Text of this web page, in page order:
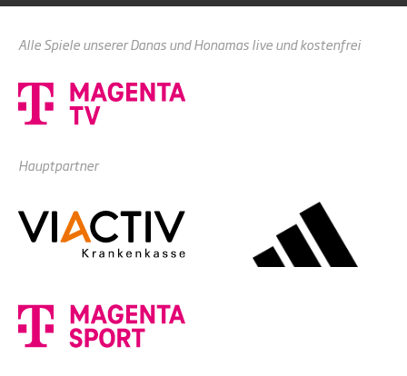
Alle Spiele unserer Danas und Honamas live und kostenfrei
Hauptpartner